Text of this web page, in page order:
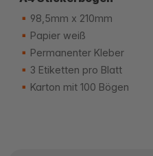
98,5mm x 210mm
Papier weiß
Permanenter Kleber
3 Etiketten pro Blatt
Karton mit 100 Bögen